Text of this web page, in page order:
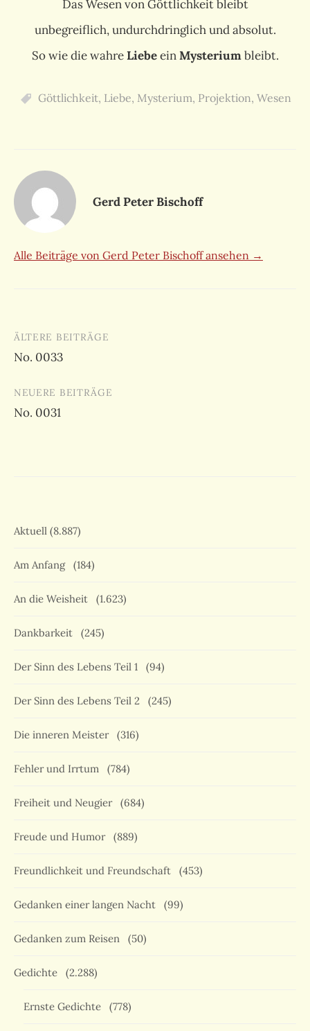
Das Wesen von Göttlichkeit bleibt
unbegreiflich, undurchdringlich und absolut.
So wie die wahreLiebeeinMysteriumbleibt.
Göttlichkeit, Liebe, Mysterium, Projektion, Wesen
Gerd Peter Bischoff
Alle Beiträge von Gerd Peter Bischoff ansehen →
Beitragsnavigation
ÄLTERE BEITRÄGE
No. 0033
NEUERE BEITRÄGE
No. 0031
Aktuell (8.887)
Am Anfang (184)
An die Weisheit (1.623)
Dankbarkeit (245)
Der Sinn des Lebens Teil 1 (94)
Der Sinn des Lebens Teil 2 (245)
Die inneren Meister (316)
Fehler und Irrtum (784)
Freiheit und Neugier (684)
Freude und Humor (889)
Freundlichkeit und Freundschaft (453)
Gedanken einer langen Nacht (99)
Gedanken zum Reisen (50)
Gedichte (2.288)
Ernste Gedichte (778)